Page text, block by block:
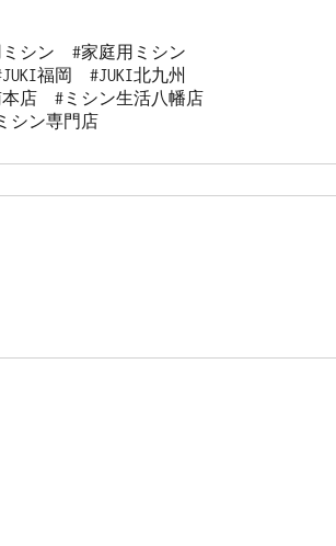
シン　#家庭用ミシン
福岡　#JUKI北九州
店  #ミシン生活八幡店
シン専門店